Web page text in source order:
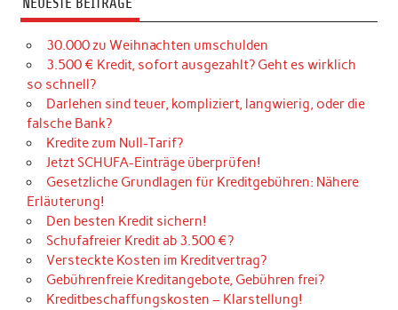
NEUESTE BEITRÄGE
30.000 zu Weihnachten umschulden
3.500 € Kredit, sofort ausgezahlt? Geht es wirklich
so schnell?
Darlehen sind teuer, kompliziert, langwierig, oder die
falsche Bank?
Kredite zum Null-Tarif?
Jetzt SCHUFA-Einträge überprüfen!
Gesetzliche Grundlagen für Kreditgebühren: Nähere
Erläuterung!
Den besten Kredit sichern!
Schufafreier Kredit ab 3.500 €?
Versteckte Kosten im Kreditvertrag?
Gebührenfreie Kreditangebote, Gebühren frei?
Kreditbeschaffungskosten – Klarstellung!